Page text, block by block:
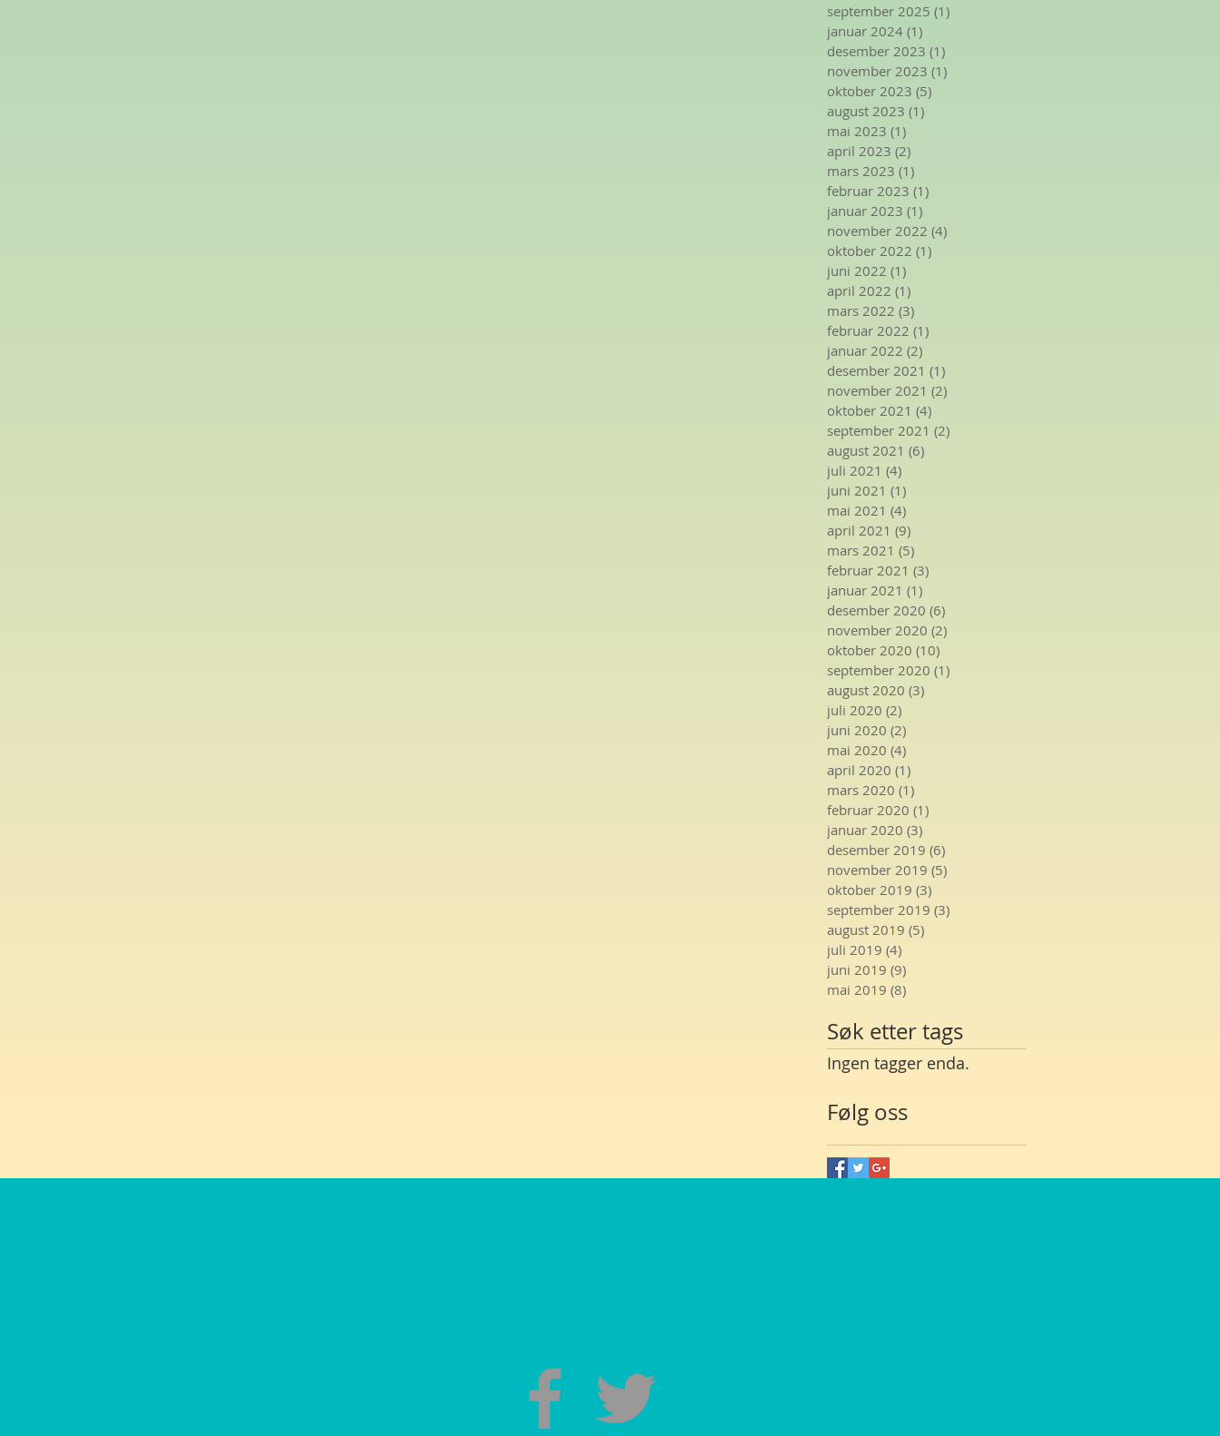
september 2025 (1)
januar 2024 (1)
desember 2023 (1)
november 2023 (1)
oktober 2023 (5)
august 2023 (1)
mai 2023 (1)
april 2023 (2)
mars 2023 (1)
februar 2023 (1)
januar 2023 (1)
november 2022 (4)
oktober 2022 (1)
juni 2022 (1)
april 2022 (1)
mars 2022 (3)
februar 2022 (1)
januar 2022 (2)
desember 2021 (1)
november 2021 (2)
oktober 2021 (4)
september 2021 (2)
august 2021 (6)
juli 2021 (4)
juni 2021 (1)
mai 2021 (4)
april 2021 (9)
mars 2021 (5)
februar 2021 (3)
januar 2021 (1)
desember 2020 (6)
november 2020 (2)
oktober 2020 (10)
september 2020 (1)
august 2020 (3)
juli 2020 (2)
juni 2020 (2)
mai 2020 (4)
april 2020 (1)
mars 2020 (1)
februar 2020 (1)
januar 2020 (3)
desember 2019 (6)
november 2019 (5)
oktober 2019 (3)
september 2019 (3)
august 2019 (5)
juli 2019 (4)
juni 2019 (9)
mai 2019 (8)
Søk etter tags
Ingen tagger enda.
Følg oss